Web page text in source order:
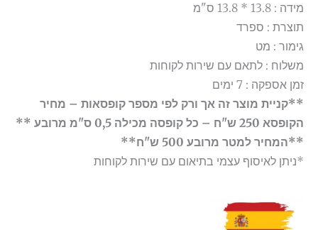
מידה : 13.8 * 13.8 ס"מ
תוצרת : ספרד
גימור : מט
משלוח : לתאם עם שירות לקוחות
זמן אספקה : 7 ימים
**קניית מוצר זה אך ורק לפי מספר קופסאות – מחיר
הקופסא 250 ש"ח – כל קופסה מכילה 0,5 ס"מ מרובע **
**המחיר למטר מרובע 500 ש"ח**
*ניתן לאיסוף עצמי בתיאום עם שירות לקוחות